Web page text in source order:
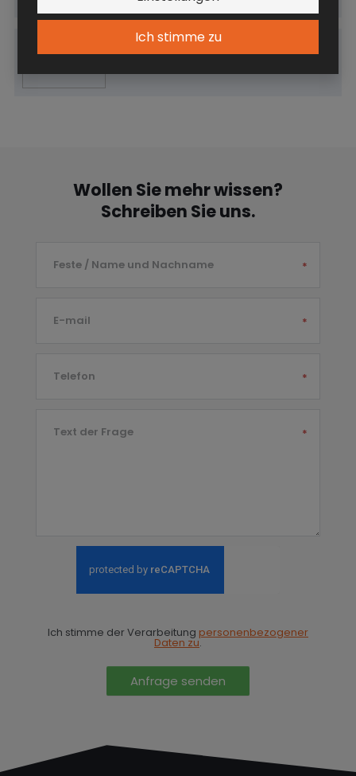
Ich stimme zu
Elektronisch abschließbarer
Wollen Sie mehr wissen?
Schreiben Sie uns.
Feste / Name und Nachname *
E-mail *
Telefon *
Text der Frage *
Anfrage senden
Ich stimme der Verarbeitung personenbezogener
Daten zu.